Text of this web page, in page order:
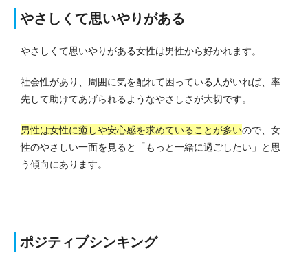
やさしくて思いやりがある
やさしくて思いやりがある女性は男性から好かれます。
社会性があり、周囲に気を配れて困っている人がいれば、率
先して助けてあげられるようなやさしさが大切です。
男性は女性に癒しや安心感を求めていることが多いので、女
性のやさしい一面を見ると「もっと一緒に過ごしたい」と思
う傾向にあります。
ポジティブシンキング